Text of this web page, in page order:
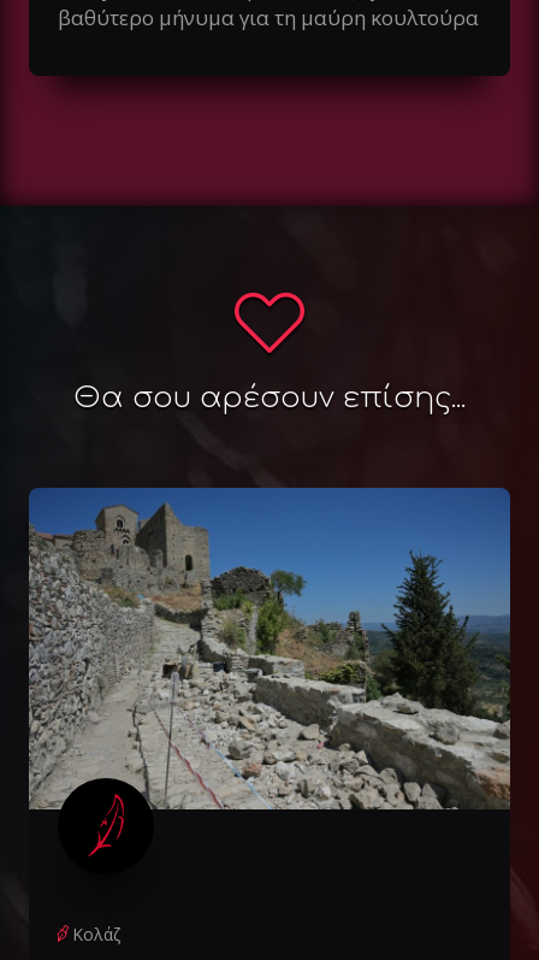
βαθύτερο μήνυμα για τη μαύρη κουλτούρα
Θα σου αρέσουν επίσης...
Κολάζ